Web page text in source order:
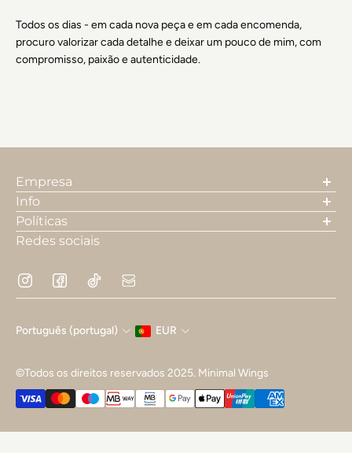
Todos os dias - em cada nova peça e em cada encomenda,
procuro valorizar cada detalhe e deixar um pouco de mim, com
compromisso, paixão e autenticidade.
Empresa
A nossa história
Contactos
Info
Pesquisa
Envios
FAQ's
Políticas
Termos e Condições
Resolução de Litígios
Livro de Reclamações
Redes sociais
Português (portugal) EUR
©Todos os direitos reservados 2025. Minimal Wings